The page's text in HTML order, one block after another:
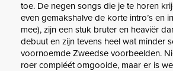
toe. De negen songs die je te horen
even gemakshalve de korte intro’s en
mee), zijn een stuk bruter en heaviër
debuut en zijn tevens heel wat minder
voornoemde Zweedse voorbeelden.
roer compléét omgooide, maar er is